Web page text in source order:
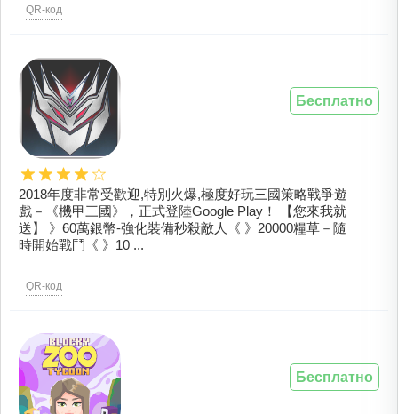
QR-код
2018年度非常受歡迎,特別火爆,極度好玩三國策略戰爭遊
戲－《機甲三國》，正式登陸Google Play！ 【您來我就
送】 》60萬銀幣-強化裝備秒殺敵人《 》20000糧草－隨
時開始戰鬥《 》10 ...
QR-код
Бесплатно
Бесплатно